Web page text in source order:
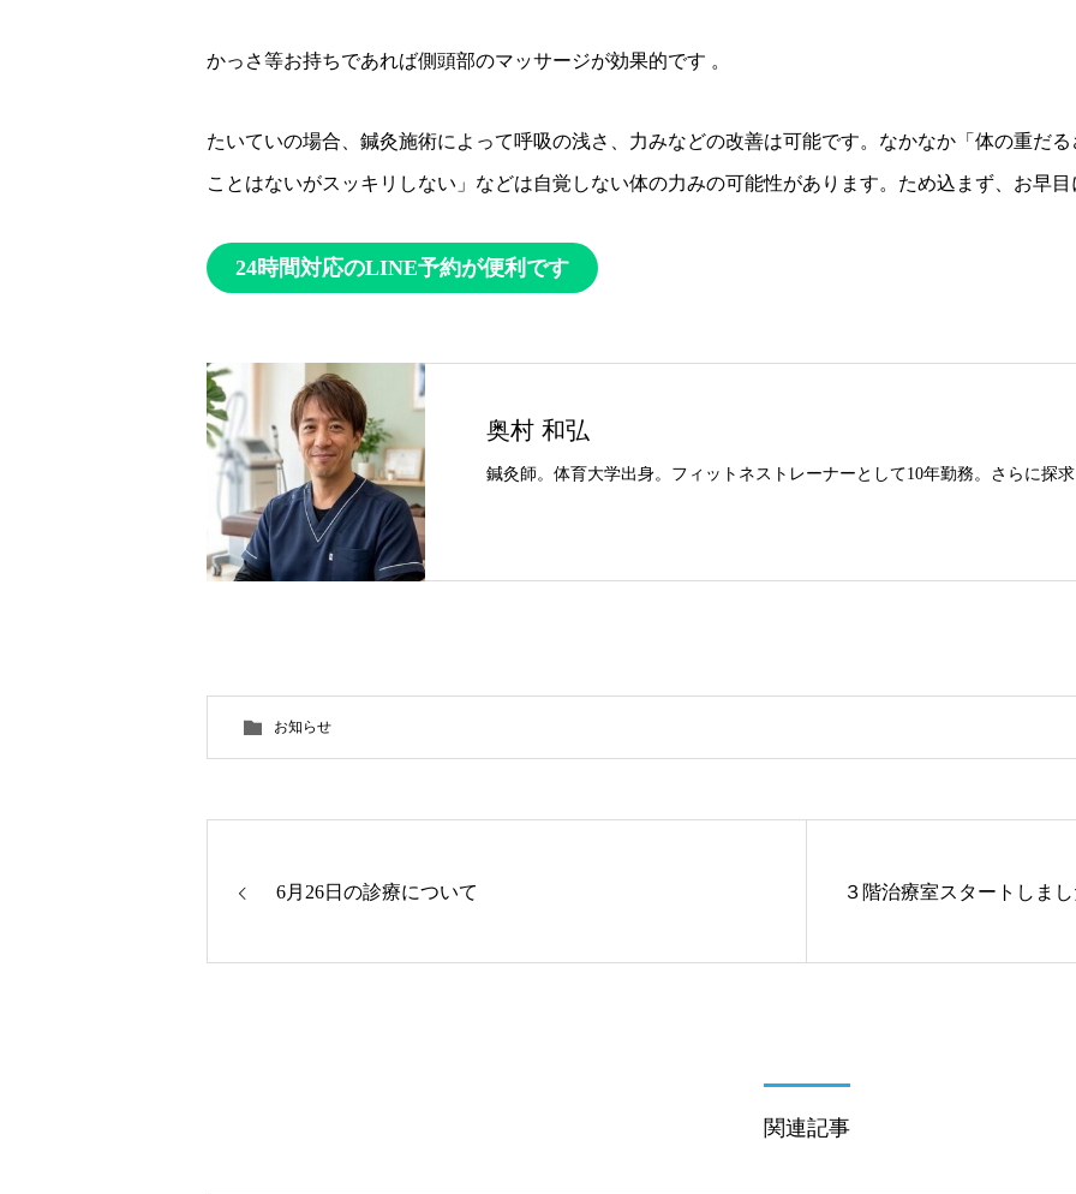
かっさ等お持ちであれば側頭部のマッサージが効果的です 。
たいていの場合、鍼灸施術によって呼吸の浅さ、力みなどの改善は可能です。なかなか「体の重だ
ことはないがスッキリしない」などは自覚しない体の力みの可能性があります。ため込まず、お早
24時間対応のLINE予約が便利です
奥村 和弘
お知らせ
6月26日の診療について ３階治療室スタートしま
関連記事